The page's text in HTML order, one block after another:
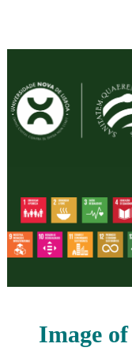
main
footer
Image